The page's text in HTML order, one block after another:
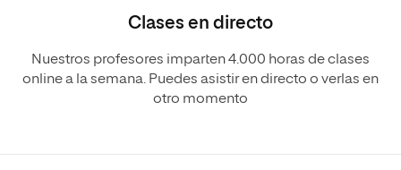
Clases en directo
Nuestros profesores imparten 4.000 horas de clases
online a la semana. Puedes asistir en directo o verlas en
otro momento